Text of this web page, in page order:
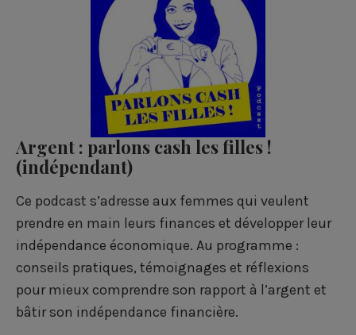
Argent : parlons cash les filles !
(indépendant)
Ce podcast s’adresse aux femmes qui veulent
prendre en main leurs finances et développer leur
indépendance économique. Au programme :
conseils pratiques, témoignages et réflexions
pour mieux comprendre son rapport à l’argent et
bâtir son indépendance financière.